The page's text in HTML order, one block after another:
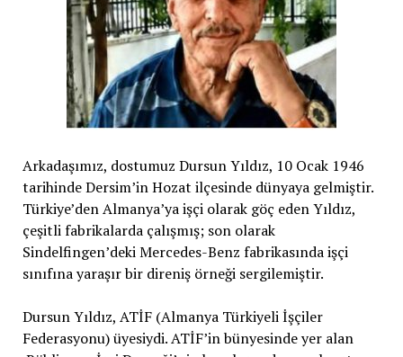
Arkadaşımız, dostumuz Dursun Yıldız, 10 Ocak 1946
tarihinde Dersim’in Hozat ilçesinde dünyaya gelmiştir.
Türkiye’den Almanya’ya işçi olarak göç eden Yıldız,
çeşitli fabrikalarda çalışmış; son olarak
Sindelfingen’deki Mercedes-Benz fabrikasında işçi
sınıfına yaraşır bir direniş örneği sergilemiştir.
Dursun Yıldız, ATİF (Almanya Türkiyeli İşçiler
Federasyonu) üyesiydi. ATİF’in bünyesinde yer alan